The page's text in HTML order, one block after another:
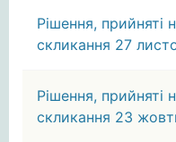
Рішення, прийняті
скликання 27
Рішення, прийняті
скликання 23